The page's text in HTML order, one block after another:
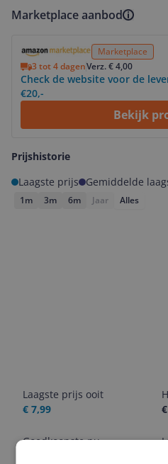
Marketplace aanbod
Marketplace
3 tot 4 dagenVerz. € 4,00
Check de website voor de
€20,-
Bekijk
Prijshistorie
Laagste prijs
Gemiddelde
1m 3m 6m Jaar Alles
Laagste prijs ooit
€ 7,99
Goedkoopste nu